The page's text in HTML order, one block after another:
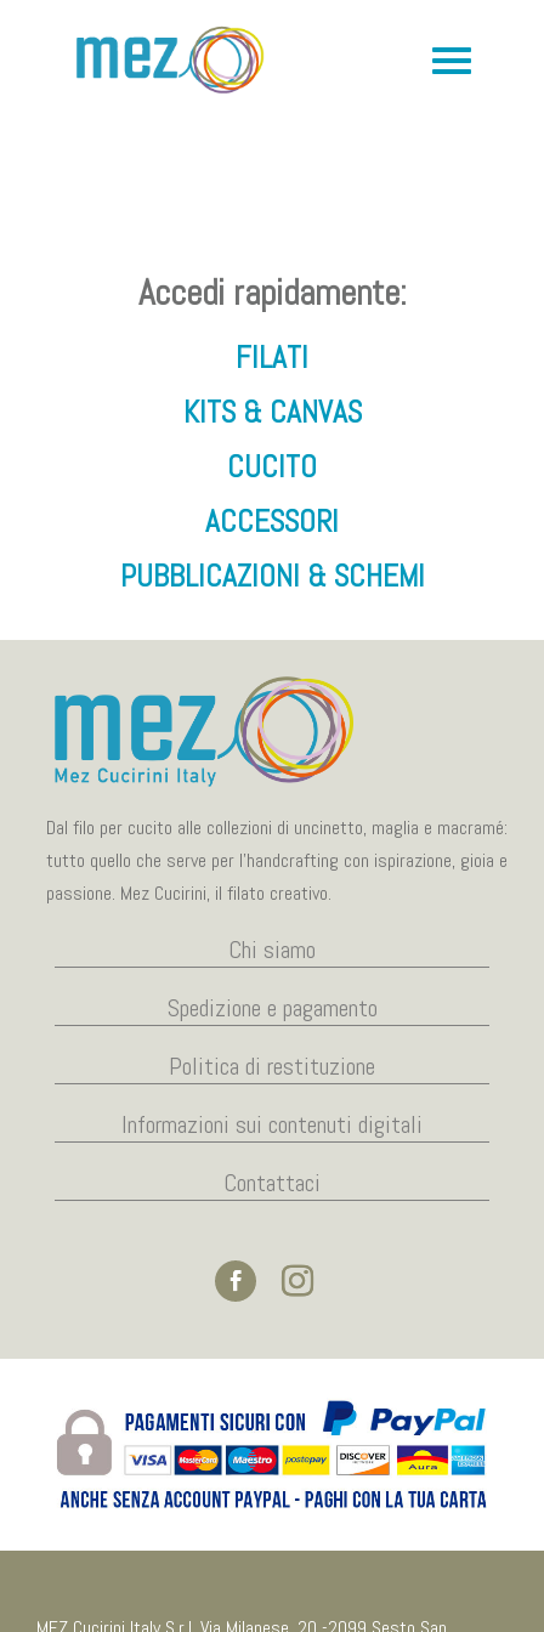
Accedi rapidamente:
FILATI
KITS & CANVAS
CUCITO
ACCESSORI
PUBBLICAZIONI & SCHEMI
Dal filo per cucito alle collezioni di uncinetto, maglia e macramé:
tutto quello che serve per l’handcrafting con ispirazione, gioia e
passione. Mez Cucirini, il filato creativo.
Chi siamo
Spedizione e pagamento
Politica di restituzione
Informazioni sui contenuti digitali
Contattaci